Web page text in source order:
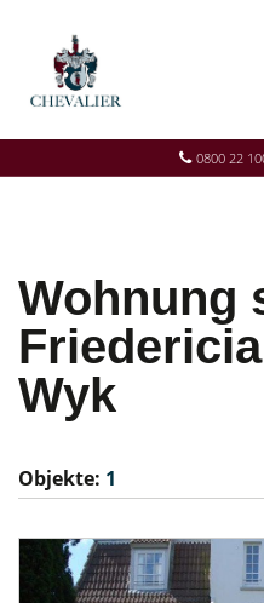
0800 22
Wohnung
Wyk
Objekte: 1